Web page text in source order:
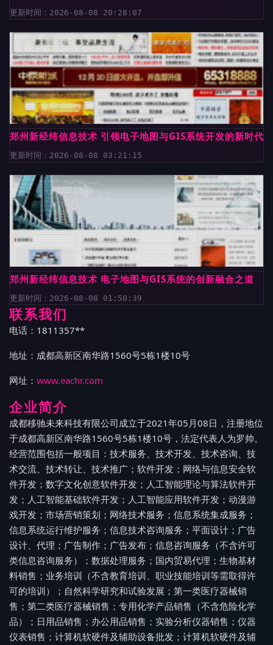
更新时间：2026-08-08 20:28:07
郑州新经纬信息技术 引领电子地图与GIS系统开发的新时代
更新时间：2026-08-08 03:21:15
郑州新经纬信息技术 电子地图与GIS系统的创新融合之道
更新时间：2026-08-08 01:50:39
联系我们
电话：1811357**
地址：成都高新区南华路1560号5栋1楼10号
网址： www.eachr.com
企业简介
成都移驰未来科技有限公司成立于2021年05月08日，注册地位
于成都高新区南华路1560号5栋1楼10号，法定代表人为罗帅。
经营范围包括一般项目：技术服务、技术开发、技术咨询、技
术交流、技术转让、技术推广；软件开发；网络与信息安全软
件开发；数字文化创意软件开发；人工智能理论与算法软件开
发；人工智能基础软件开发；人工智能应用软件开发；动漫游
戏开发；市场营销策划；网络技术服务；信息系统集成服务；
信息系统运行维护服务；信息技术咨询服务；平面设计；广告
设计、代理；广告制作；广告发布；信息咨询服务（不含许可
类信息咨询服务）；数据处理服务；国内贸易代理；生物基材
料销售；业务培训（不含教育培训、职业技能培训等需取得许
可的培训）；自然科学研究和试验发展；第一类医疗器械销
售；第二类医疗器械销售；专用化学产品销售（不含危险化学
品）；日用品销售；办公用品销售；实验分析仪器销售；仪器
仪表销售；计算机软硬件及辅助设备批发；计算机软硬件及辅